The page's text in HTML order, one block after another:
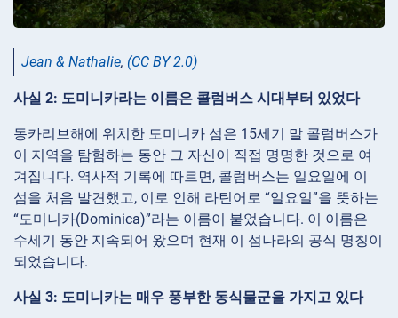
Jean & Nathalie, (CC BY 2.0)
사실 2: 도미니카라는 이름은 콜럼버스 시대부터 있었다
동카리브해에 위치한 도미니카 섬은 15세기 말 콜럼버스가
이 지역을 탐험하는 동안 그 자신이 직접 명명한 것으로 여
겨집니다. 역사적 기록에 따르면, 콜럼버스는 일요일에 이
섬을 처음 발견했고, 이로 인해 라틴어로 “일요일”을 뜻하는
“도미니카(Dominica)”라는 이름이 붙었습니다. 이 이름은
수세기 동안 지속되어 왔으며 현재 이 섬나라의 공식 명칭이
되었습니다.
사실 3: 도미니카는 매우 풍부한 동식물군을 가지고 있다